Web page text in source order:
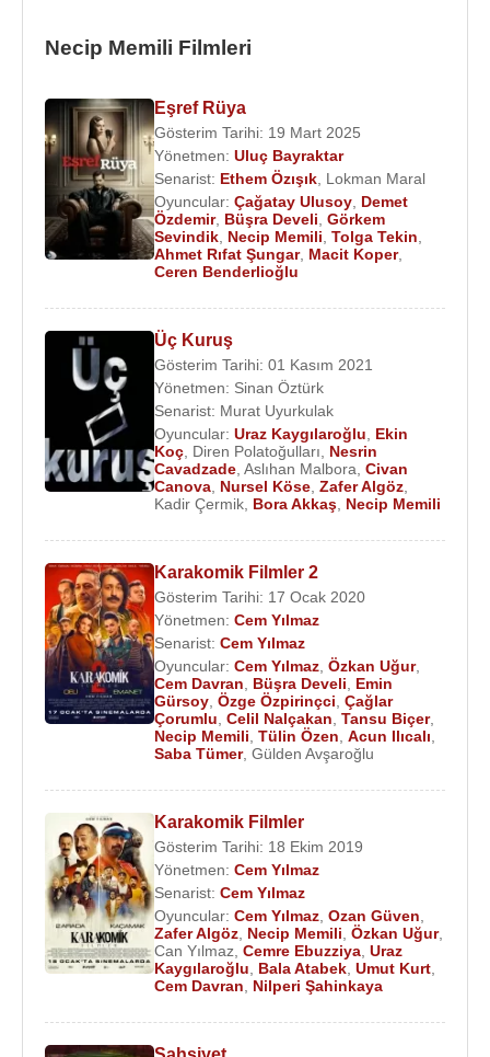
Necip Memili Filmleri
Eşref Rüya
Gösterim Tarihi: 19 Mart 2025
Yönetmen: Uluç Bayraktar
Senarist: Ethem Özışık Lokman Maral
Oyuncular: Çağatay Ulusoy Demet
Özdemir, Büşra Develi Görkem
Sevindik Necip Memili Tolga Tekin
Ahmet Rıfat Şungar, Macit Koper,
Ceren Benderlioğlu
Üç Kuruş
Gösterim Tarihi: 01 Kasım 2021
Yönetmen: Sinan Öztürk
Senarist: Murat Uyurkulak
Oyuncular: Uraz Kaygılaroğlu
Ekin
Koç Diren Polatoğulları
Nesrin
Cavadzade Aslıhan Malbora Civan
Canova Nursel Köse Zafer Algöz
Kadir Çermik Bora Akkaş Necip Memili
Karakomik Filmler 2
Gösterim Tarihi: 17 Ocak 2020
Yönetmen: Cem Yılmaz
Senarist: Cem Yılmaz
Oyuncular: Cem Yılmaz Özkan Uğur,
Cem Davran
Büşra Develi
Emin
Gürsoy Özge Özpirinçci Çağlar
Çorumlu Celil Nalçakan Tansu Biçer,
Necip Memili Tülin Özen Acun Ilıcalı
Saba Tümer, Gülden Avşaroğlu
Karakomik Filmler
Gösterim Tarihi: 18 Ekim 2019
Yönetmen: Cem Yılmaz
Senarist: Cem Yılmaz
Oyuncular: Cem Yılmaz Ozan Güven
Zafer Algöz Necip Memili Özkan Uğur,
Can Yılmaz Cemre Ebuzziya Uraz
Kaygılaroğlu
Bala Atabek Umut Kurt
Cem Davran
Nilperi Şahinkaya